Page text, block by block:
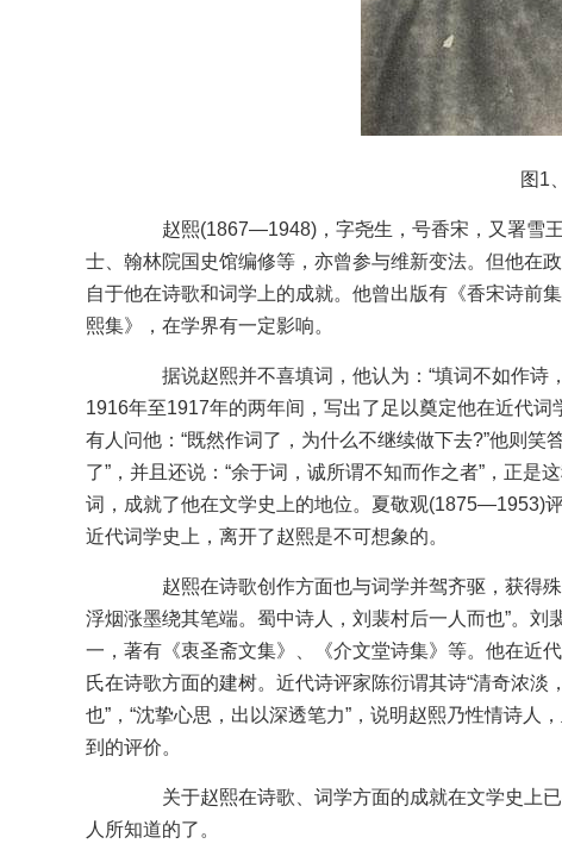
图1
赵熙(1867—1948)，字尧生，号香宋，又署雪王
士、翰林院国史馆编修等，亦曾参与维新变法。但他在
自于他在诗歌和词学上的成就。他曾出版有《香宋诗前
熙集》，在学界有一定影响。
据说赵熙并不喜填词，他认为：“填词不如作诗
1916年至1917年的两年间，写出了足以奠定他在近代
有人问他：“既然作词了，为什么不继续做下去?”他则
了”，并且还说：“余于词，诚所谓不知而作之者”，正是
词，成就了他在文学史上的地位。夏敬观(1875—1953)
近代词学史上，离开了赵熙是不可想象的。
赵熙在诗歌创作方面也与词学并驾齐驱，获得殊
浮烟涨墨绕其笔端。蜀中诗人，刘裴村后一人而也”。刘
一，著有《衷圣斋文集》、《介文堂诗集》等。他在近
氏在诗歌方面的建树。近代诗评家陈衍谓其诗“清奇浓
也”，“沈挚心思，出以深透笔力”，说明赵熙乃性情诗
到的评价。
关于赵熙在诗歌、词学方面的成就在文学史上已
人所知道的了。